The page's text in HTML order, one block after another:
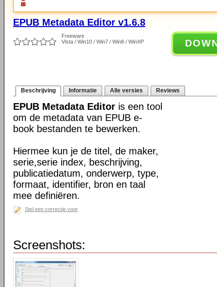
EPUB Metadata Editor v1.6.8
Freeware
Vista / Win10 / Win7 / Win8 / WinXP
Beschrijving Informatie Alle versies Reviews
EPUB Metadata Editor is een tool
om de metadata van EPUB e-
book bestanden te bewerken.
Hiermee kun je de titel, de maker,
serie,serie index, beschrijving,
publicatiedatum, onderwerp, type,
formaat, identifier, bron en taal
mee definiëren.
Stel een correctie voor
Screenshots: